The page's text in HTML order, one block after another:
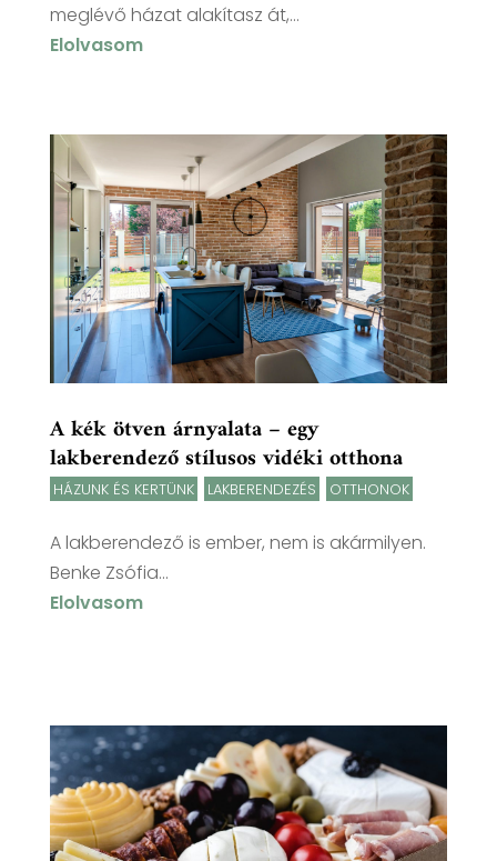
meglévő házat alakítasz át,...
Elolvasom
A kék ötven árnyalata – egy
lakberendező stílusos vidéki otthona
HÁZUNK ÉS KERTÜNK LAKBERENDEZÉS OTTHONOK
A lakberendező is ember, nem is akármilyen.
Benke Zsófia...
Elolvasom